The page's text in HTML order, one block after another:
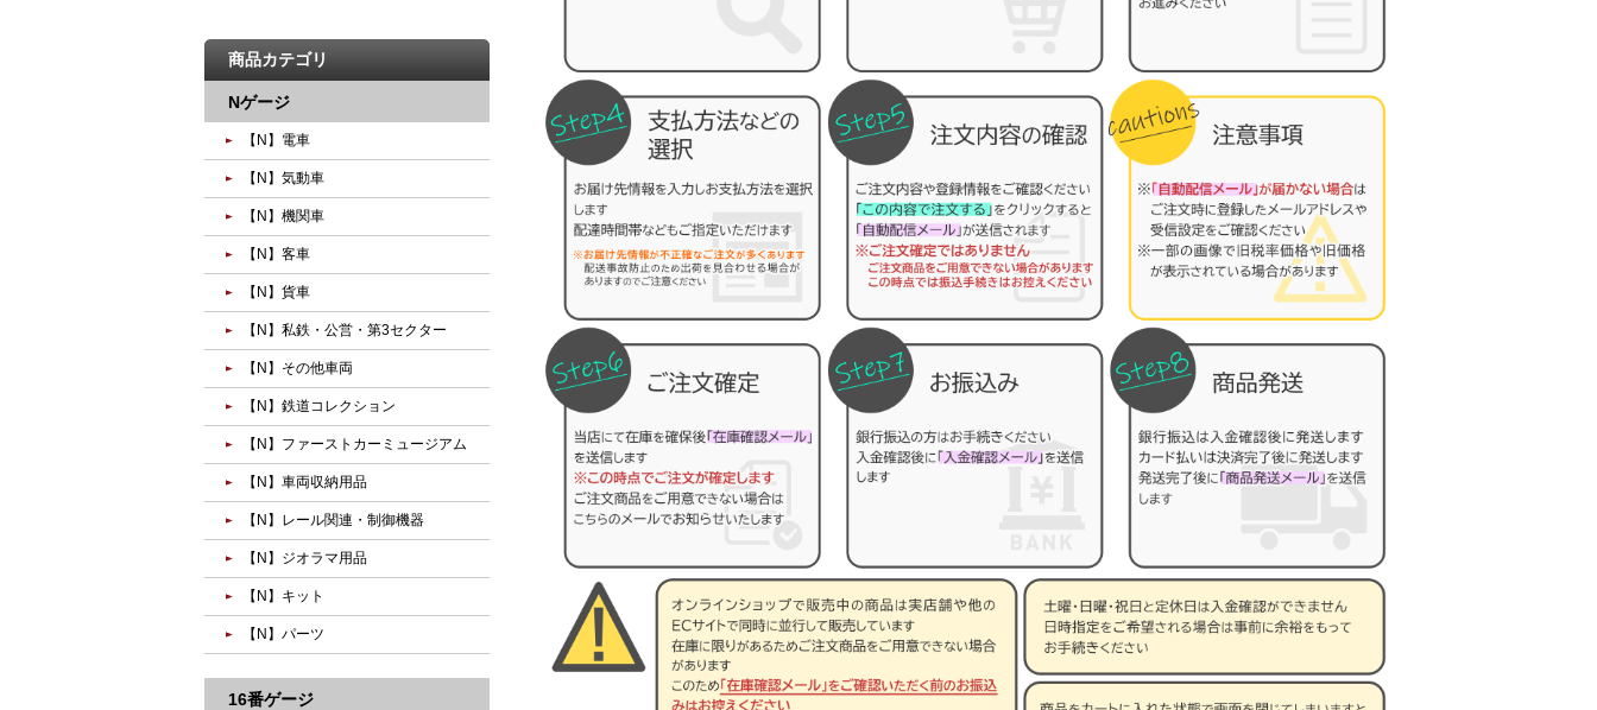
商品カテゴリ
Nゲージ
【N】電車
【N】気動車
【N】機関車
【N】客車
【N】貨車
【N】私鉄・公営・第3セクター
【N】その他車両
【N】鉄道コレクション
【N】ファーストカーミュージアム
【N】車両収納用品
【N】レール関連・制御機器
【N】ジオラマ用品
【N】キット
【N】パーツ
16番ゲージ